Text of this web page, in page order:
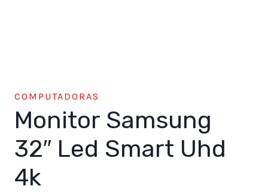
COMPUTADORAS
Monitor Samsung
32″ Led Smart Uhd
4k